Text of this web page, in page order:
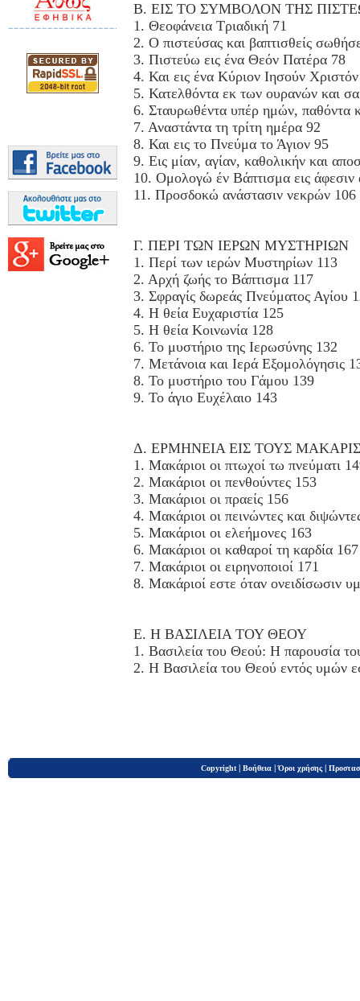
Β. ΕΙΣ ΤΟ ΣΥΜΒΟΛΟΝ ΤΗΣ
1. Θεοφάνεια Τριαδική 71
2. Ο πιστεύσας και βαπτισθείς
3. Πιστεύω εις ένα Θεόν Πατέρα 78
4. Και εις ένα Κύριον Ιησούν
5. Κατελθόντα εκ των ουρανών και
6. Σταυρωθέντα υπέρ ημών, παθόντα
7. Αναστάντα τη τρίτη ημέρα 92
8. Και εις το Πνεύμα το Άγιον 95
9. Εις μίαν, αγίαν, καθολικήν και
10. Ομολογώ έν Βάπτισμα εις άφεσιν
11. Προσδοκώ ανάστασιν νεκρών 106
Γ. ΠΕΡΙ ΤΩΝ ΙΕΡΩΝ ΜΥΣΤΗΡΙΩΝ
1. Περί των ιερών Μυστηρίων 113
2. Αρχή ζωής το Βάπτισμα 117
3. Σφραγίς δωρεάς Πνεύματος Αγίου
4. Η θεία Ευχαριστία 125
5. Η θεία Κοινωνία 128
6. Το μυστήριο της Ιερωσύνης 132
7. Μετάνοια και Ιερά Εξομολόγησις
8. Το μυστήριο του Γάμου 139
9. Το άγιο Ευχέλαιο 143
Δ. ΕΡΜΗΝΕΙΑ ΕΙΣ ΤΟΥΣ
1. Μακάριοι οι πτωχοί τω πνεύματι
2. Μακάριοι οι πενθούντες 153
3. Μακάριοι οι πραείς 156
4. Μακάριοι οι πεινώντες και
5. Μακάριοι οι ελεήμονες 163
6. Μακάριοι οι καθαροί τη καρδία 167
7. Μακάριοι οι ειρηνοποιοί 171
8. Μακάριοί εστε όταν ονειδίσωσιν
Ε. Η ΒΑΣΙΛΕΙΑ ΤΟΥ ΘΕΟΥ
1. Βασιλεία του Θεού: Η παρουσία
2. Η Βασιλεία του Θεού εντός υμών
Copyright | Βοήθεια |Όροι χρήσης |